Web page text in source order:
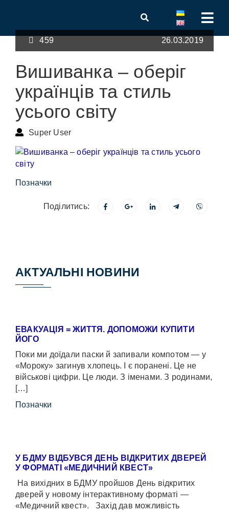
459 26.03.2019
Вишиванка – оберіг
українців та стиль
усього світу
Super User
Позначки
Поділитись:
АКТУАЛЬНІ НОВИНИ
ЕВАКУАЦІЯ = ЖИТТЯ. ДОПОМОЖИ КУПИТИ
ЙОГО
Поки ми доїдали паски й запивали компотом — у
«Мороку» загинув хлопець. І є поранені. Це не
військові цифри. Це люди. З іменами. З родинами,
[…]
Позначки
У БДМУ ВІДБУВСЯ ДЕНЬ ВІДКРИТИХ ДВЕРЕЙ
У ФОРМАТІ «МЕДИЧНИЙ КВЕСТ»
На вихідних в БДМУ пройшов День відкритих
дверей у новому інтерактивному форматі —
«Медичний квест». Захід дав можливість